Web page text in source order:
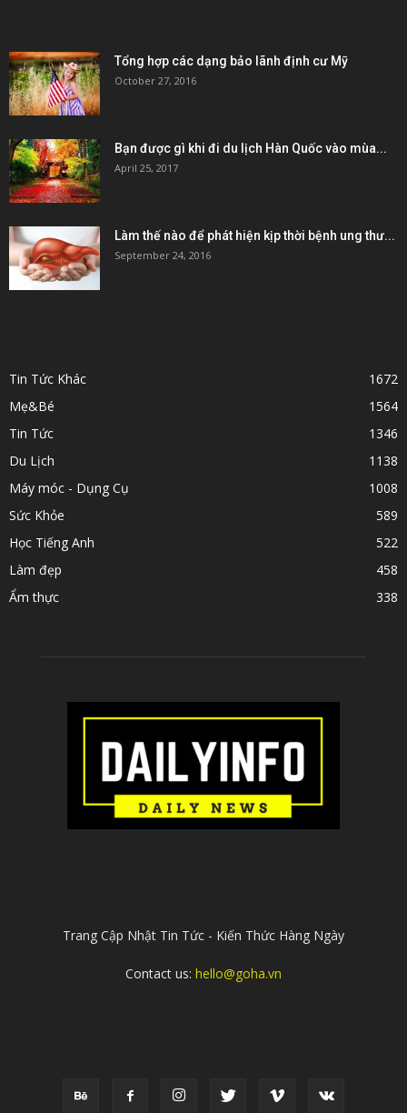
Tổng hợp các dạng bảo lãnh định cư Mỹ
October 27, 2016
Bạn được gì khi đi du lịch Hàn Quốc vào mùa...
April 25, 2017
Làm thế nào để phát hiện kịp thời bệnh ung thư...
September 24, 2016
Tin Tức Khác
1672
Mẹ&Bé
1564
Tin Tức
1346
Du Lịch
1138
Máy móc - Dụng Cụ
1008
Sức Khỏe
589
Học Tiếng Anh
522
Làm đẹp
458
Ẩm thực
338
Trang Cập Nhật Tin Tức - Kiến Thức Hàng Ngày
Contact us: hello@goha.vn